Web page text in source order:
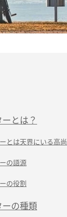
とは？
とは天界にいる高
の語源
の役割
ーの種類